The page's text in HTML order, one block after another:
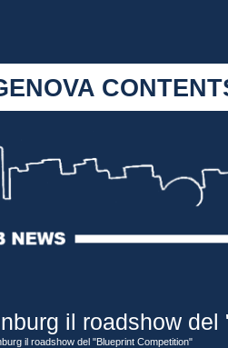
il roadshow
il roadshow del "Blueprint Competition"